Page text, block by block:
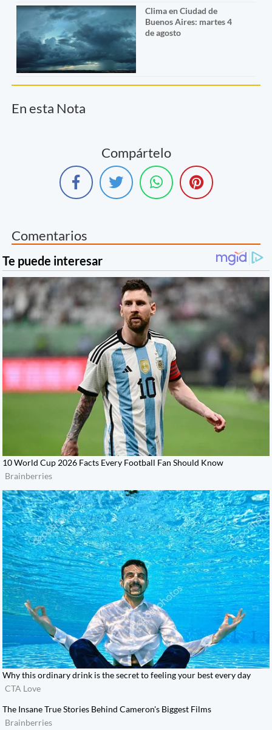
Clima en Ciudad de
Buenos Aires: martes 4
de agosto
En esta Nota
Compártelo
Comentarios